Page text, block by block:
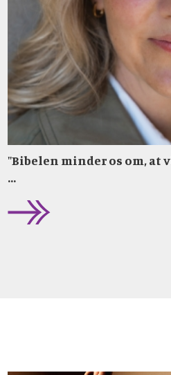
"Bibelen minder os om, at
...